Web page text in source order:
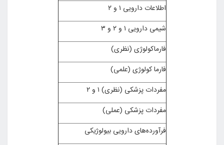
اطلاعات دارویی ۱ و ۲
شیمی دارویی ۱ و ۲ و ۳
فارماکولوژی (نظری)
فارما کولوژی (علمی)
مفردات پزشکی (نظری) ۱ و ۲
مفردات پزشکی (عملی)
فرآورده‌های دارویی بیولوژیکی